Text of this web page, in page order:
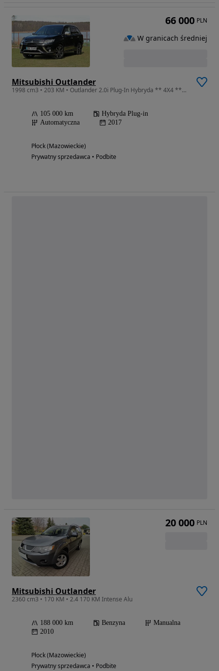
Mitsubishi Outlander
1998 cm3 • 203 KM • Outlander 2.0i Plug-In Hybryda ** 4X4 **S-AWC
105 000 km
Hybryda Plug-in
Automatyczna
2017
Płock (Mazowieckie)
Prywatny sprzedawca • Podbite
66 000 PLN
W granicach średniej
Mitsubishi Outlander
2360 cm3 • 170 KM • 2.4 170 KM Intense Alu
188 000 km Benzyna
Manualna
2010
Płock (Mazowieckie)
Prywatny sprzedawca • Podbite
20 000 PLN